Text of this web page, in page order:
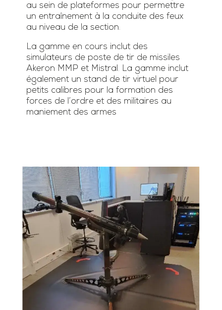
au sein de plateformes pour permettre
un entraînement à la conduite des feux
au niveau de la section.
La gamme en cours inclut des
simulateurs de poste de tir de missiles
Akeron MMP et Mistral. La gamme inclut
également un stand de tir virtuel pour
petits calibres pour la formation des
forces de l’ordre et des militaires au
maniement des armes